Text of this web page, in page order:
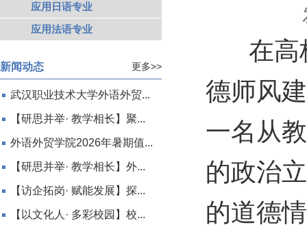
应用日语专业
应用法语专业
新闻动态 更多>>
武汉职业技术大学外语外贸...
【研思并举· 教学相长】聚...
外语外贸学院2026年暑期值...
【研思并举· 教学相长】外...
【访企拓岗· 赋能发展】探...
【以文化人· 多彩校园】校...
在高校
德师风
一名从
的政治
的道德